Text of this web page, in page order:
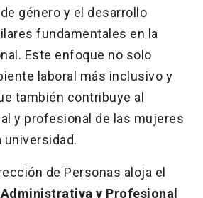
género y el desarrollo
fundamentales en la
Este enfoque no solo
laboral más inclusivo y
también contribuye al
y profesional de las mujeres
universidad.
de Personas aloja el
y Profesional